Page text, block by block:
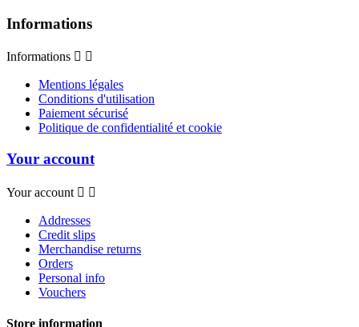
Informations
Informations  
Mentions légales
Conditions d'utilisation
Paiement sécurisé
Politique de confidentialité et cookie
Your account
Your account  
Addresses
Credit slips
Merchandise returns
Orders
Personal info
Vouchers
Store information